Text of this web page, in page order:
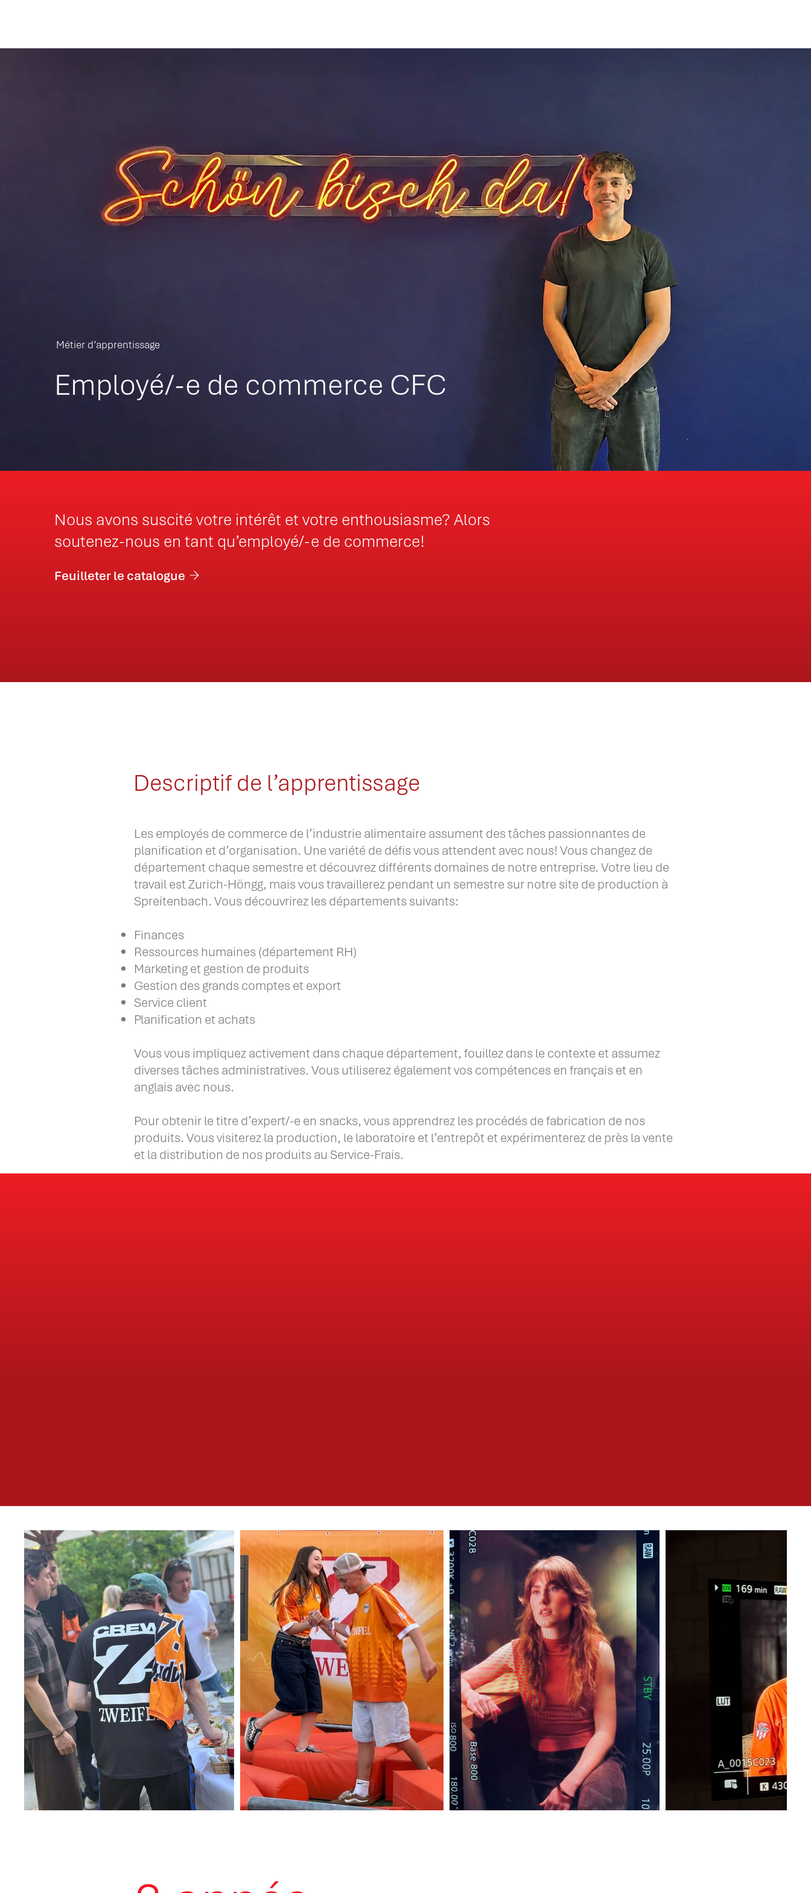
Métier d’apprentissage
Employé/-e de commerce CFC
Nous avons suscité votre intérêt et votre enthousiasme? Alors
soutenez-nous en tant qu’employé/-e de commerce!
Feuilleter le catalogue
Descriptif de l’apprentissage
Les employés de commerce de l’industrie alimentaire assument des tâches passionnantes de
planification et d’organisation. Une variété de défis vous attendent avec nous! Vous changez de
département chaque semestre et découvrez différents domaines de notre entreprise. Votre lieu de
travail est Zurich-Höngg, mais vous travaillerez pendant un semestre sur notre site de production à
Spreitenbach. Vous découvrirez les départements suivants:
Finances
Ressources humaines (département RH)
Marketing et gestion de produits
Gestion des grands comptes et export
Service client
Planification et achats
Vous vous impliquez activement dans chaque département, fouillez dans le contexte et assumez
diverses tâches administratives. Vous utiliserez également vos compétences en français et en
anglais avec nous.
Pour obtenir le titre d’expert/-e en snacks, vous apprendrez les procédés de fabrication de nos
produits. Vous visiterez la production, le laboratoire et l’entrepôt et expérimenterez de près la vente
et la distribution de nos produits au Service-Frais.